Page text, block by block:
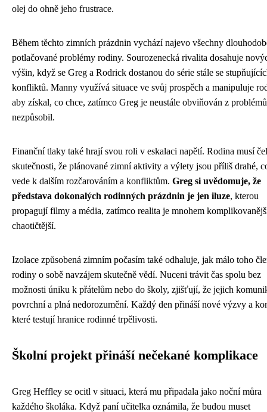
olej do ohně jeho frustrace.
Během těchto zimních prázdnin vychází najevo všechny
potlačované problémy rodiny. Sourozenecká rivalita dosahuje
výšin, když se Greg a Rodrick dostanou do série stále se
konfliktů. Manny využívá situace ve svůj prospěch a manipuluje
aby získal, co chce, zatímco Greg je neustále obviňován z
nezpůsobil.
Finanční tlaky také hrají svou roli v eskalaci napětí. Rodina musí
skutečnosti, že plánované zimní aktivity a výlety jsou příliš drahé,
vede k dalším rozčarováním a konfliktům. Greg si uvědomuje, že
představa dokonalých rodinných prázdnin je jen iluze, kterou
propagují filmy a média, zatímco realita je mnohem
chaotičtější.
Izolace způsobená zimním počasím také odhaluje, jak málo toho
rodiny o sobě navzájem skutečně vědí. Nuceni trávit čas spolu bez
možnosti úniku k přátelům nebo do školy, zjišťují, že jejich
povrchní a plná nedorozumění. Každý den přináší nové výzvy a
které testují hranice rodinné trpělivosti.
Školní projekt přináší nečekané komplikace
Greg Heffley se ocitl v situaci, která mu připadala jako noční můra
každého školáka. Když paní učitelka oznámila, že budou muset